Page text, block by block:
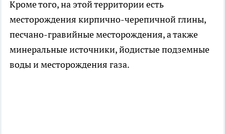
Кроме того, на этой территории есть
месторождения кирпично-черепичной глины,
песчано-гравийные месторождения, а также
минеральные источники, йодистые подземные
воды и месторождения газа.